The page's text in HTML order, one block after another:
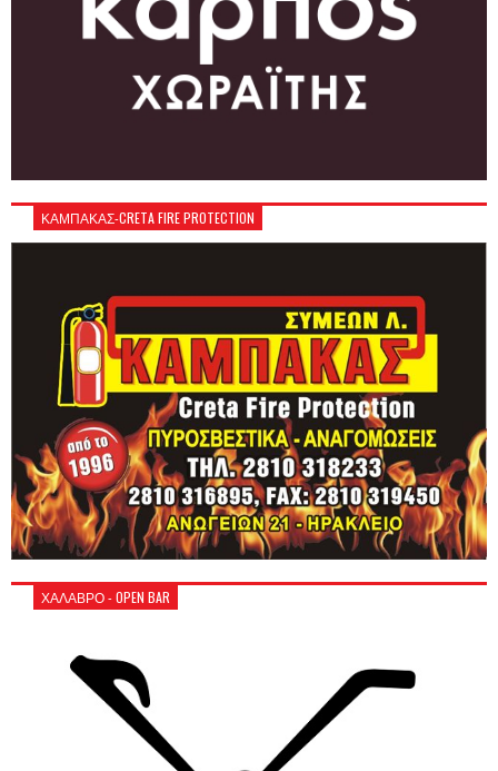
ΚΑΜΠΑΚΑΣ-CRETA FIRE PROTECTION
ΧΑΛΑΒΡΟ - OPEN BAR